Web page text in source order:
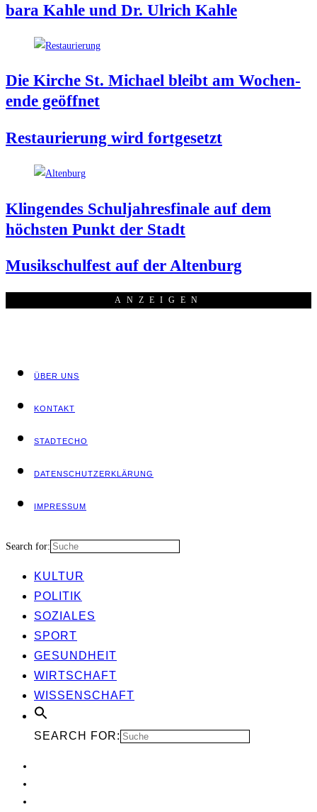
ba­ra Kah­le und Dr. Ulrich Kahle
Die Kir­che St. Micha­el bleibt am Wochen­
en­de geöffnet
Restau­rie­rung wird fortgesetzt
Klin­gen­des Schul­jah­res­fi­na­le auf dem
höchs­ten Punkt der Stadt
Musik­schul­fest auf der Altenburg
ANZEI­GEN
ÜBER UNS
KON­TAKT
STADT­ECHO
DATEN­SCHUTZ­ER­KLÄ­RUNG
IMPRES­SUM
Search for:
KUL­TUR
POLI­TIK
SOZIA­LES
SPORT
GESUND­HEIT
WIRT­SCHAFT
WIS­SEN­SCHAFT
SEARCH FOR: